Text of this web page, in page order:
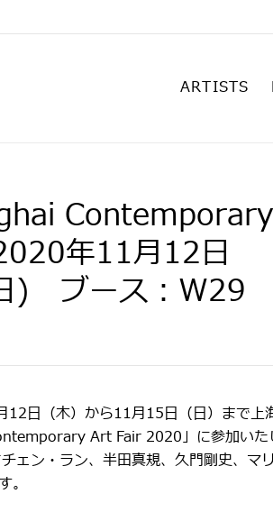
ARTISTS
Contemporary
年11月12日
) ブース：W29
日（木）から11月15日（日）まで上
Art Fair 2020」に参加いた
ェン・ラン、半田真規、久門剛史、マリ
。